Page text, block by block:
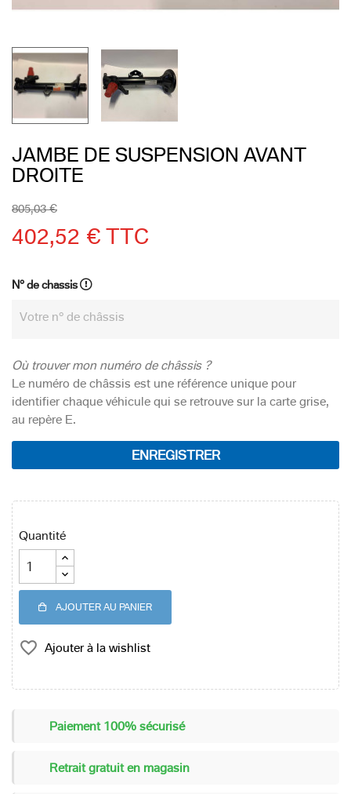
JAMBE DE SUSPENSION AVANT
DROITE
805,03 €
402,52 € TTC
N° de chassis
Où trouver mon numéro de châssis ?
Le numéro de châssis est une référence unique pour
identifier chaque véhicule qui se retrouve sur la carte grise,
au repère E.
ENREGISTRER
Quantité
AJOUTER AU PANIER
favorite_border
Paiement 100% sécurisé
Retrait gratuit en magasin